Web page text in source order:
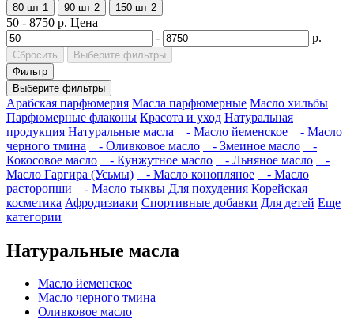
80 шт 1 90 шт 2 150 шт 2
50 - 8750 р. Цена
-
р.
Сбросить
Выберите фильтры
Фильтр
Выберите фильтры
Арабская парфюмерия Масла парфюмерные Масло хильбы
Парфюмерные флаконы Красота и уход Натуральная
продукция Натуральные масла - Масло йеменское
- Масло
черного тмина
- Оливковое масло - Змеиное масло
-
Кокосовое масло
- Кунжутное масло - Льняное масло
-
Масло Гаргира (Усьмы)
- Масло конопляное
- Масло
расторопши
- Масло тыквы Для похудения Корейская
косметика Афродизиаки Спортивные добавки Для детей Еще
категории
Натуральные масла
Масло йеменское
Масло черного тмина
Оливковое масло